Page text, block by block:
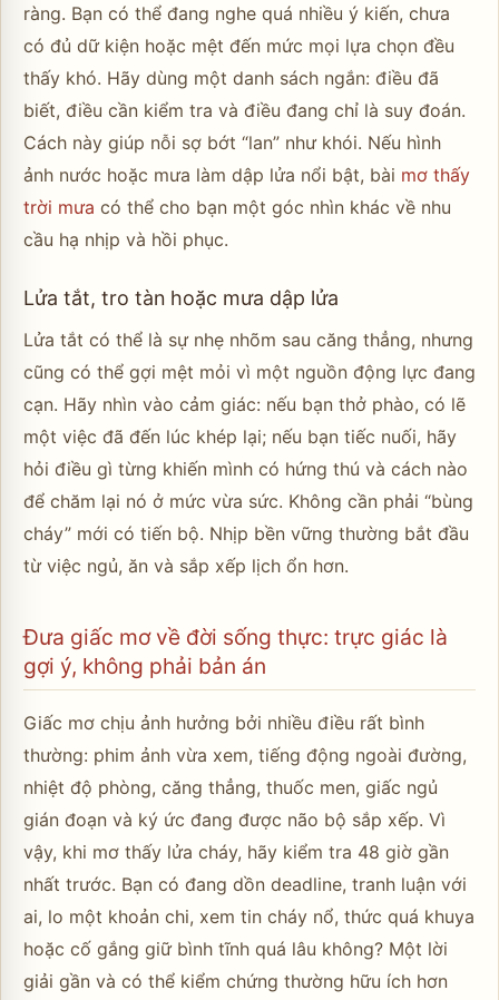
ràng. Bạn có thể đang nghe quá nhiều ý kiến, chưa
có đủ dữ kiện hoặc mệt đến mức mọi lựa chọn đều
thấy khó. Hãy dùng một danh sách ngắn: điều đã
biết, điều cần kiểm tra và điều đang chỉ là suy đoán.
Cách này giúp nỗi sợ bớt “lan” như khói. Nếu hình
ảnh nước hoặc mưa làm dập lửa nổi bật, bài mơ thấy
trời mưa có thể cho bạn một góc nhìn khác về nhu
cầu hạ nhịp và hồi phục.
Lửa tắt, tro tàn hoặc mưa dập lửa
Lửa tắt có thể là sự nhẹ nhõm sau căng thẳng, nhưng
cũng có thể gợi mệt mỏi vì một nguồn động lực đang
cạn. Hãy nhìn vào cảm giác: nếu bạn thở phào, có lẽ
một việc đã đến lúc khép lại; nếu bạn tiếc nuối, hãy
hỏi điều gì từng khiến mình có hứng thú và cách nào
để chăm lại nó ở mức vừa sức. Không cần phải “bùng
cháy” mới có tiến bộ. Nhịp bền vững thường bắt đầu
từ việc ngủ, ăn và sắp xếp lịch ổn hơn.
Đưa giấc mơ về đời sống thực: trực giác là
gợi ý, không phải bản án
Giấc mơ chịu ảnh hưởng bởi nhiều điều rất bình
thường: phim ảnh vừa xem, tiếng động ngoài đường,
nhiệt độ phòng, căng thẳng, thuốc men, giấc ngủ
gián đoạn và ký ức đang được não bộ sắp xếp. Vì
vậy, khi mơ thấy lửa cháy, hãy kiểm tra 48 giờ gần
nhất trước. Bạn có đang dồn deadline, tranh luận với
ai, lo một khoản chi, xem tin cháy nổ, thức quá khuya
hoặc cố gắng giữ bình tĩnh quá lâu không? Một lời
giải gần và có thể kiểm chứng thường hữu ích hơn